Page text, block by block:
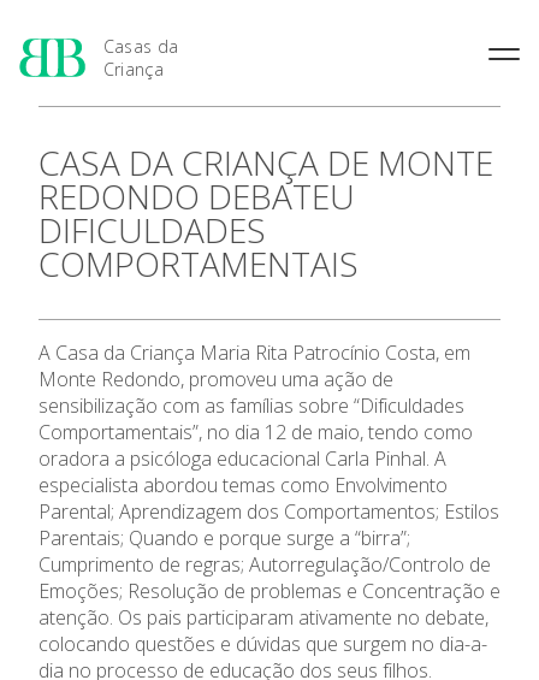
Casas da
Criança
Apresentação
Criança
Pensamento Pedagógico de
Bissaya Barreto
Natureza e fins pedagógicos
das Casas da Criança
Joaquina Barreto Rosa
Maria do Resgate Salazar
Maria Rita Patrocínio Costa
S. Julião
Maria Granado
Admissão
Admissão
Período de Inscrição
Candidatura
Renovação da Matrícula
Contactos
Notícias
CASA DA CRIANÇA DE MONTE
REDONDO DEBATEU
DIFICULDADES
COMPORTAMENTAIS
A Casa da Criança Maria Rita Patrocínio Costa, em
Monte Redondo, promoveu uma ação de
sensibilização com as famílias sobre “Dificuldades
Comportamentais”, no dia 12 de maio, tendo como
oradora a psicóloga educacional Carla Pinhal. A
especialista abordou temas como Envolvimento
Parental; Aprendizagem dos Comportamentos; Estilos
Parentais; Quando e porque surge a “birra”;
Cumprimento de regras; Autorregulação/Controlo de
Emoções; Resolução de problemas e Concentração e
atenção. Os pais participaram ativamente no debate,
colocando questões e dúvidas que surgem no dia-a-
dia no processo de educação dos seus filhos.